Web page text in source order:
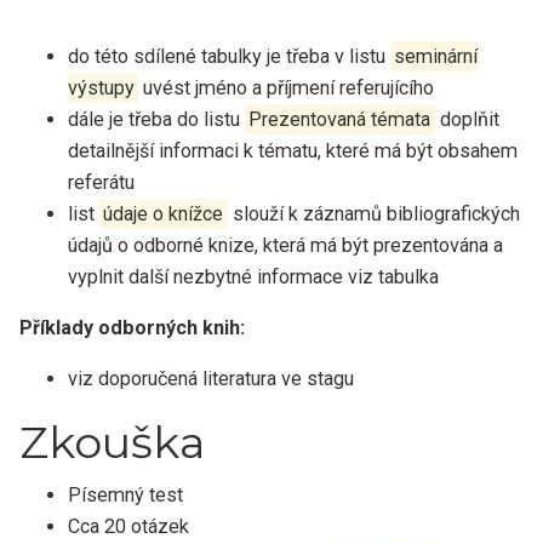
do této sdílené tabulky je třeba v listu seminární
výstupy uvést jméno a příjmení referujícího
dále je třeba do listu Prezentovaná témata doplňit
detailnější informaci k tématu, které má být obsahem
referátu
list údaje o knížce slouží k záznamů bibliografických
údajů o odborné knize, která má být prezentována a
vyplnit další nezbytné informace viz tabulka
Příklady odborných knih:
viz doporučená literatura ve stagu
Zkouška
Písemný test
Cca 20 otázek